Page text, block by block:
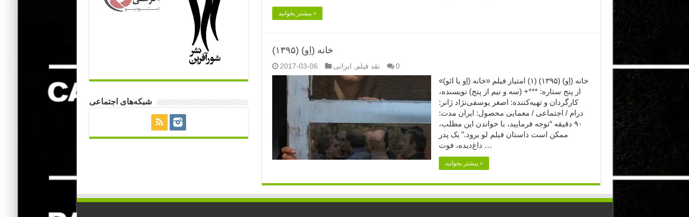
بیشتر بخوانید »
خانه (اِو) (۱۳۹۵)
2017-03-06 نقد فیلم ایرانی 0
خانه (اِو) (۱۳۹۵) (۱) امتیاز فیلم «خانه (اِو یا ائو)»
از پنج ستاره: ***+ (سه و نیم از پنج) نویسنده،
کارگردان و تهیه‌کننده: اصغر یوسفی‌نژاد ژانر:
درام / اجتماعی / معمایی محصول: ایران مدت:
۹۰ دقیقه “توجه فرمایید،‌ با خواندن این مطلب،
ممکن است داستان فیلم لو برود.” یک پدر
داغ‌دیده، فوت …
بیشتر بخوانید »
شبکه‌های اجتماعی